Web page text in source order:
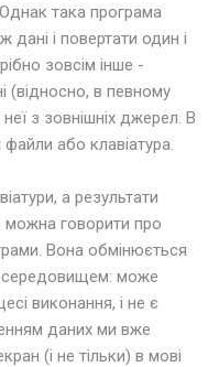
така програма
і повертати один і
зовсім інше -
(відносно, в певному
з зовнішніх джерел. В
або клавіатура.
а результати
можна говорити про
Вона обмінюється
середовищем: може
виконання, і не є
даних ми вже
(і не тільки) в мові